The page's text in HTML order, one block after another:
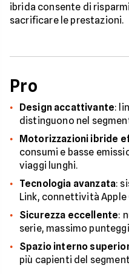
ibrida consente di
sacrificare le prestazioni.
Pro
Design accattivante:
distinguono nel
Motorizzazioni ibride
consumi e basse
viaggi lunghi.
Tecnologia avanzata:
Link, connettività Apple
Sicurezza eccellente:
serie, massimo
Spazio interno
più capienti del